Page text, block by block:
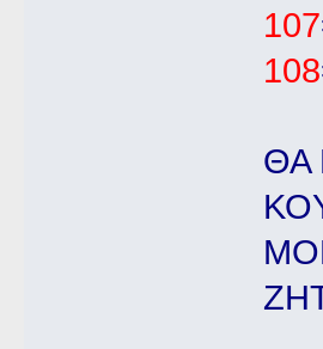
107
108
ΘΑ